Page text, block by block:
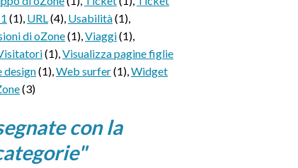
(1), URL(4), Usabilità(1),
di oZone(1),Viaggi(1),
(1),Visualizza pagine figlie
design(1),Web surfer(1),Widget
(3)
con la